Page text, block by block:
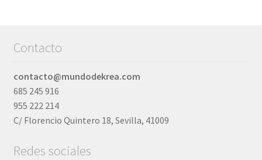
Contacto
contacto@mundodekrea.com
685 245 916
955 222 214
C/ Florencio Quintero 18, Sevilla, 41009
Redes sociales